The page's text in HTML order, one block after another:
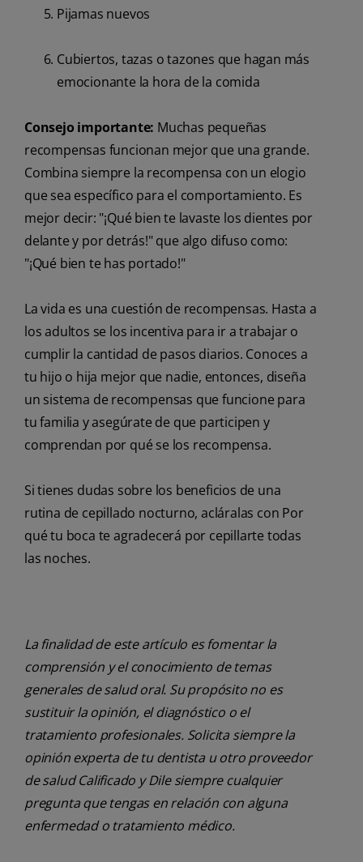
Pijamas nuevos
Cubiertos, tazas o tazones que hagan más
emocionante la hora de la comida
Consejo importante: Muchas pequeñas
recompensas funcionan mejor que una grande.
Combina siempre la recompensa con un elogio
que sea específico para el comportamiento. Es
mejor decir: "¡Qué bien te lavaste los dientes por
delante y por detrás!" que algo difuso como:
"¡Qué bien te has portado!"
La vida es una cuestión de recompensas. Hasta a
los adultos se los incentiva para ir a trabajar o
cumplir la cantidad de pasos diarios. Conoces a
tu hijo o hija mejor que nadie, entonces, diseña
un sistema de recompensas que funcione para
tu familia y asegúrate de que participen y
comprendan por qué se los recompensa.
Si tienes dudas sobre los beneficios de una
rutina de cepillado nocturno, acláralas con Por
qué tu boca te agradecerá por cepillarte todas
las noches.
La finalidad de este artículo es fomentar la
comprensión y el conocimiento de temas
generales de salud oral. Su propósito no es
sustituir la opinión, el diagnóstico o el
tratamiento profesionales. Solicita siempre la
opinión experta de tu dentista u otro proveedor
de salud Calificado y Dile siempre cualquier
pregunta que tengas en relación con alguna
enfermedad o tratamiento médico.